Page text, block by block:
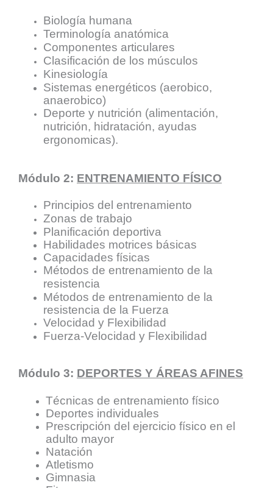
Biología humana
Terminología anatómica
Componentes articulares
Clasificación de los músculos
Kinesiología
Sistemas energéticos (aerobico,
anaerobico)
Deporte y nutrición (alimentación,
nutrición, hidratación, ayudas
ergonomicas).
Módulo 2: ENTRENAMIENTO FÍSICO
Principios del entrenamiento
Zonas de trabajo
Planificación deportiva
Habilidades motrices básicas
Capacidades físicas
Métodos de entrenamiento de la
resistencia
Métodos de entrenamiento de la
resistencia de la Fuerza
Velocidad y Flexibilidad
Fuerza-Velocidad y Flexibilidad
Módulo 3: DEPORTES Y ÁREAS AFINES
Técnicas de entrenamiento físico
Deportes individuales
Prescripción del ejercicio físico en el
adulto mayor
Natación
Atletismo
Gimnasia